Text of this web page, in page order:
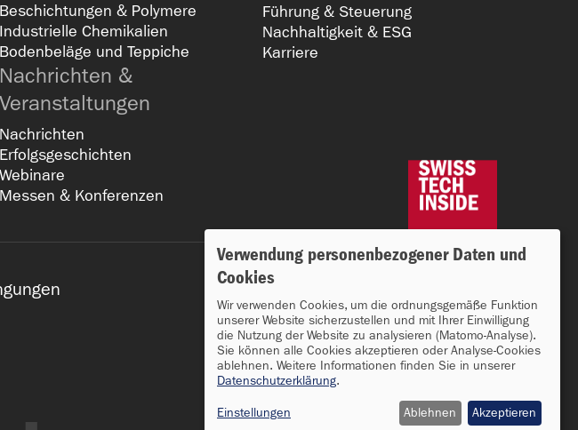
Beschichtungen & Polymere
Industrielle Chemikalien
Bodenbeläge und Teppiche
Nachrichten &
Veranstaltungen
Nachrichten
Erfolgsgeschichten
Webinare
Messen & Konferenzen
Führung & Steuerung
Nachhaltigkeit & ESG
Karriere
Verwendung personenbezogener Daten und
Cookies
Wir verwenden Cookies, um die ordnungsgemäße Funktion
unserer Website sicherzustellen und mit Ihrer Einwilligung
die Nutzung der Website zu analysieren (Matomo-Analyse).
Sie können alle Cookies akzeptieren oder Analyse-Cookies
ablehnen. Weitere Informationen finden Sie in unserer
Datenschutzerklärung.
Einstellungen Ablehnen Akzeptieren